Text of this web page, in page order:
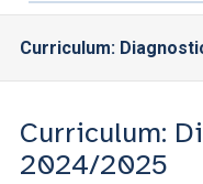
Curriculum:
Curriculum:
2024/2025